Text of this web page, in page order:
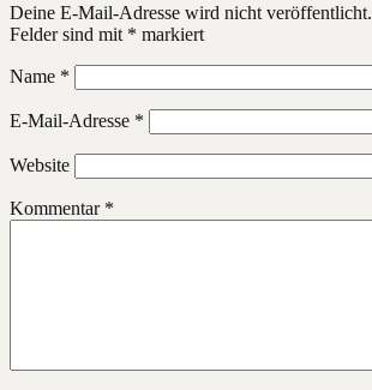
Deine E-Mail-Adresse wird nicht veröffentlicht.
Felder sind mit * markiert
Name *
E-Mail-Adresse *
Website
Kommentar *